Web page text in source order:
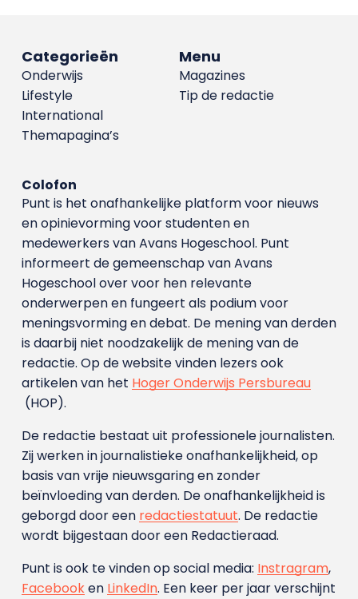
Menu
Magazines
Tip de redactie
Categorieën
Onderwijs
Lifestyle
International
Themapagina’s
Colofon
Punt is het onafhankelijke platform voor nieuws
en opinievorming voor studenten en
medewerkers van Avans Hoge­school. Punt
informeert de gemeenschap van Avans
Hogeschool over voor hen relevante
onderwerpen en fungeert als podium voor
meningsvorming en debat. De mening van derden
is daarbij niet noodzakelijk de mening van de
redactie. Op de website vinden lezers ook
artikelen van het Hoger Onderwijs Persbureau
(HOP).
De redactie bestaat uit professionele journalisten.
Zij werken in journalistieke onafhankelijkheid, op
basis van vrije nieuwsgaring en zonder
beïnvloeding van derden. De onafhankelijkheid is
geborgd door een redactiestatuut. De redactie
wordt bijgestaan door een Redactieraad.
Punt is ook te vinden op social media: Instragram,
Facebooken LinkedIn. Een keer per jaar verschijnt